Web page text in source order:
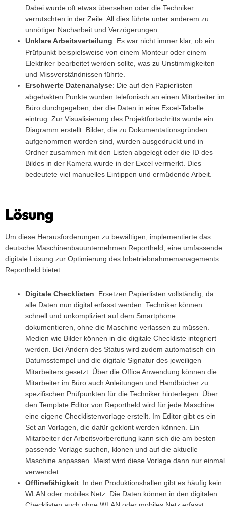
Dabei wurde oft etwas übersehen oder die Techniker
verrutschten in der Zeile. All dies führte unter anderem zu
unnötiger Nacharbeit und Verzögerungen.
Unklare Arbeitsverteilung: Es war nicht immer klar, ob ein
Prüfpunkt beispielsweise von einem Monteur oder einem
Elektriker bearbeitet werden sollte, was zu Unstimmigkeiten
und Missverständnissen führte.
Erschwerte Datenanalyse: Die auf den Papierlisten
abgehakten Punkte wurden telefonisch an einen Mitarbeiter im
Büro durchgegeben, der die Daten in eine Excel-Tabelle
eintrug. Zur Visualisierung des Projektfortschritts wurde ein
Diagramm erstellt. Bilder, die zu Dokumentationsgründen
aufgenommen worden sind, wurden ausgedruckt und in
Ordner zusammen mit den Listen abgelegt oder die ID des
Bildes in der Kamera wurde in der Excel vermerkt. Dies
bedeutete viel manuelles Eintippen und ermüdende Arbeit.
Lösung
Um diese Herausforderungen zu bewältigen, implementierte das
deutsche Maschinenbauunternehmen Reportheld, eine umfassende
digitale Lösung zur Optimierung des Inbetriebnahmemanagements.
Reportheld bietet:
Digitale Checklisten: Ersetzen Papierlisten vollständig, da
alle Daten nun digital erfasst werden. Techniker können
schnell und unkompliziert auf dem Smartphone
dokumentieren, ohne die Maschine verlassen zu müssen.
Medien wie Bilder können in die digitale Checkliste integriert
werden. Bei Ändern des Status wird zudem automatisch ein
Datumsstempel und die digitale Signatur des jeweiligen
Mitarbeiters gesetzt. Über die Office Anwendung können die
Mitarbeiter im Büro auch Anleitungen und Handbücher zu
spezifischen Prüfpunkten für die Techniker hinterlegen. Über
den Template Editor von Reportheld wird für jede Maschine
eine eigene Checklistenvorlage erstellt. Im Editor gibt es ein
Set an Vorlagen, die dafür geklont werden können. Ein
Mitarbeiter der Arbeitsvorbereitung kann sich die am besten
passende Vorlage suchen, klonen und auf die aktuelle
Maschine anpassen. Meist wird diese Vorlage dann nur einmal
verwendet.
Offlinefähigkeit: In den Produktionshallen gibt es häufig kein
WLAN oder mobiles Netz. Die Daten können in den digitalen